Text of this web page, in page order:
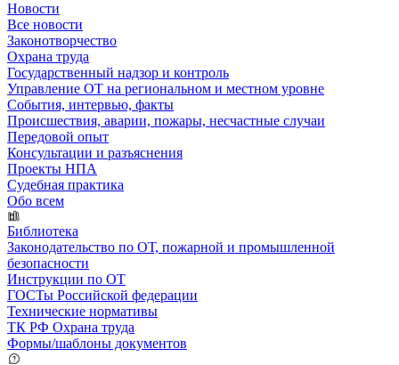
Новости
Все новости
Законотворчество
Охрана труда
Государственный надзор и контроль
Управление ОТ на региональном и местном уровне
События, интервью, факты
Происшествия, аварии, пожары, несчастные случаи
Передовой опыт
Консультации и разъяснения
Проекты НПА
Судебная практика
Обо всем
Библиотека
Законодательство по ОТ, пожарной и промышленной
безопасности
Инструкции по ОТ
ГОСТы Российской федерации
Технические нормативы
ТК РФ Охрана труда
Формы/шаблоны документов